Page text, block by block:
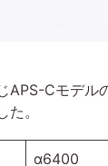
APS-Cモデル
。
α6400